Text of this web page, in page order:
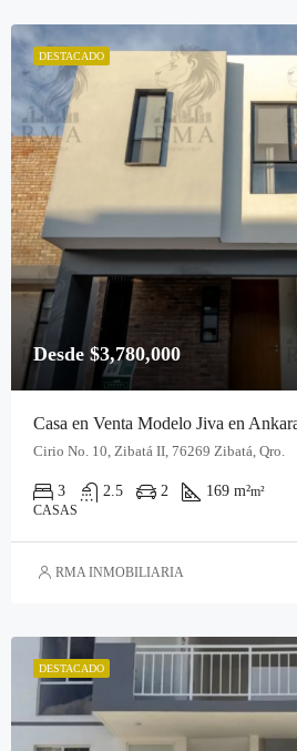
DESTACADO
Desde $3,780,000
Casa en Venta Modelo Jiva en
Cirio No. 10, Zibatá II, 76269 Zibatá, Qro.
3 2.5 2 169 m²m²
CASAS
RMA INMOBILIARIA
DESTACADO